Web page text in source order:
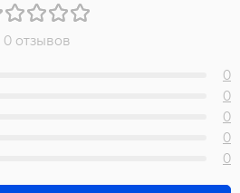
0 отзывов
0
0
0
0
0